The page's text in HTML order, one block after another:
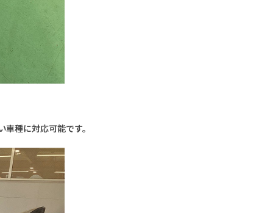
種に対応可能です。